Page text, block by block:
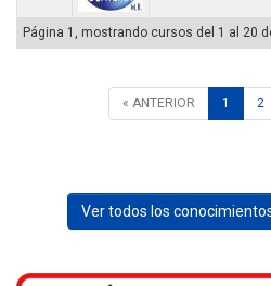
Página 1, mostrando cursos del 1 al 20
« ANTERIOR 1 2
Ver todos los